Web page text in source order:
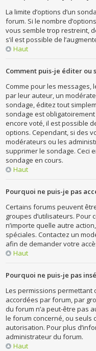
La limite d’options d’un
forum. Si le nombre
vous semble trop restreint,
s’il est possible de
Haut
Comment puis-je éditer ou
Comme pour les
par leur auteur, un
sondage, éditez tout
sondage est
encore voté, il est possible
options. Cependant, si des
modérateurs ou les
supprimer le sondage. Ceci
sondage en cours.
Haut
Pourquoi ne puis-je pas
Certains forums peuvent
groupes d’utilisateurs.
n’importe quelle autre
spéciales. Contactez un
afin de demander votre
Haut
Pourquoi ne puis-je pas
Les permissions permettant
accordées par forum, par
du forum n’a peut-être pas
le forum concerné, ou seuls
autorisation. Pour plus
administrateur du forum.
Haut